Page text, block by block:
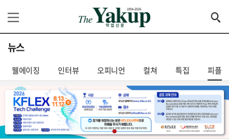
뉴스
웰에이징 인터뷰 오피니언 컬쳐 특집 피플